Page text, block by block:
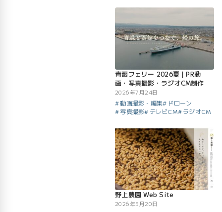
青函フェリー 2026夏｜PR動
画・写真撮影・ラジオCM制作
2026年7月24日
動画撮影・編集
ドローン
写真撮影
テレビCM ラジオCM
野上農園 Web Site
2026年5月20日